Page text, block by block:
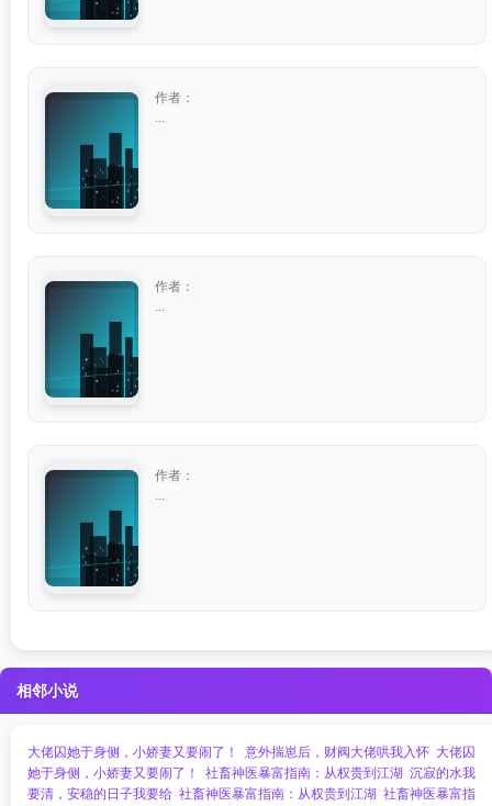
作者：
作者：
作者：
相邻小说
大佬囚她于身侧，小娇妻又要闹了！ 意外揣崽后，财阀大佬哄我入怀 大佬囚
她于身侧，小娇妻又要闹了！
社畜神医暴富指南：从权贵到江湖 沉寂的水我
要清，安稳的日子我要给 社畜神医暴富指南：从权贵到江湖 社畜神医暴富指